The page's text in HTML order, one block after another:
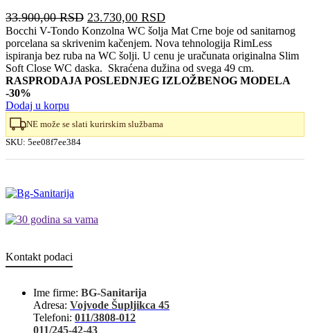
33.900,00RSD Originalna
cena
je
bila:
33.900,00 RSD.
23.730,00 RSDTrenutna
cena
je:
23.730,00 RSD.
Bocchi V-Tondo Konzolna WC šolja Mat Crne boje od sanitarnog
porcelana sa skrivenim kačenjem. Nova tehnologija RimLess
ispiranja bez ruba na WC šolji. U cenu je uračunata originalna Slim
Soft Close WC daska. Skraćena dužina od svega 49 cm.
RASPRODAJA POSLEDNJEG IZLOŽBENOG MODELA
-30%
Dodaj u korpu
NE može se slati kurirskim službama
SKU: 5ee08f7ee384
Kontakt podaci
Ime firme: BG-Sanitarija
Adresa: Vojvode Šupljikca 45
Telefoni: 011/3808-012
011/245-42-43